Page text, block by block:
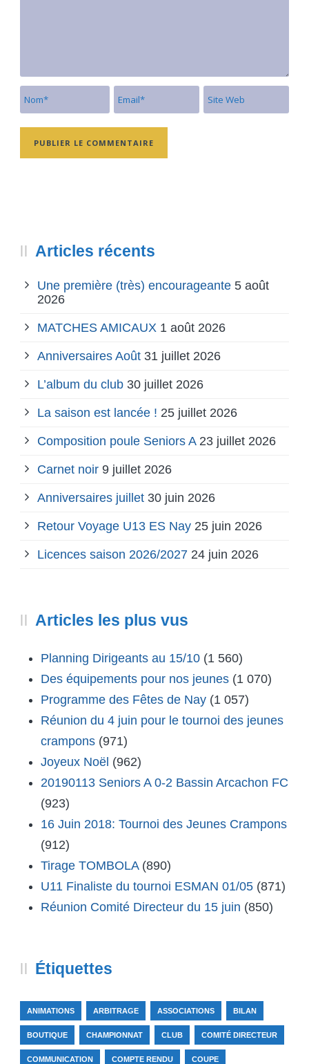
Articles récents
Une première (très) encourageante 5 août
2026
MATCHES AMICAUX 1 août 2026
Anniversaires Août 31 juillet 2026
L’album du club 30 juillet 2026
La saison est lancée ! 25 juillet 2026
Composition poule Seniors A 23 juillet 2026
Carnet noir 9 juillet 2026
Anniversaires juillet 30 juin 2026
Retour Voyage U13 ES Nay 25 juin 2026
Licences saison 2026/2027 24 juin 2026
Articles les plus vus
Planning Dirigeants au 15/10 (1 560)
Des équipements pour nos jeunes (1 070)
Programme des Fêtes de Nay (1 057)
Réunion du 4 juin pour le tournoi des jeunes
crampons (971)
Joyeux Noël (962)
20190113 Seniors A 0-2 Bassin Arcachon FC
(923)
16 Juin 2018: Tournoi des Jeunes Crampons
(912)
Tirage TOMBOLA (890)
U11 Finaliste du tournoi ESMAN 01/05 (871)
Réunion Comité Directeur du 15 juin (850)
Étiquettes
ANIMATIONS ARBITRAGE ASSOCIATIONS BILAN
BOUTIQUE CHAMPIONNAT CLUB COMITÉ DIRECTEUR
COMMUNICATION COMPTE RENDU COUPE